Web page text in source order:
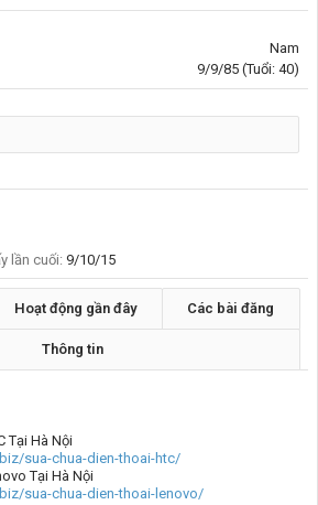
Nam
9/9/85 (Tuổi: 40)
lần cuối: 9/10/15
Hoạt động gần đây Các bài đăng
Thông tin
Tại Hà Nội
sua-chua-dien-thoai-htc/
Tại Hà Nội
sua-chua-dien-thoai-lenovo/